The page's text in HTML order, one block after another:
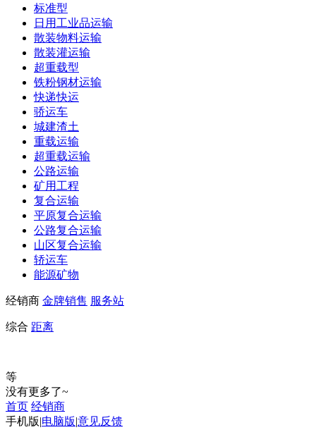
标准型
日用工业品运输
散装物料运输
散装灌运输
超重载型
铁粉钢材运输
快递快运
骄运车
城建渣土
重载运输
超重载运输
公路运输
矿用工程
复合运输
平原复合运输
公路复合运输
山区复合运输
轿运车
能源矿物
经销商 金牌销售 服务站
综合 距离
等
没有更多了~
首页 经销商
手机版|电脑版|意见反馈